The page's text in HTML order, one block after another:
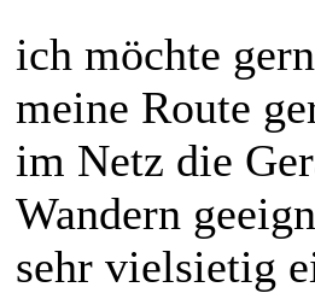
ich möchte
meine Route
im Netz die
Wandern
sehr vielsietig